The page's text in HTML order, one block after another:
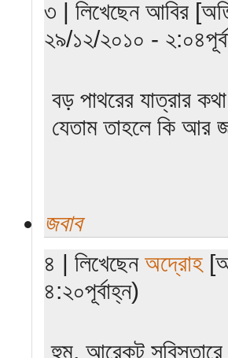
৩ | লিখেছেন আবির
২৯/১২/২০১০ -
বড় পাথরের যাত্রার
যেতাম তাহলে কি আর
জবাব
৪ | লিখেছেন অদ্রোহ
৪:২০পূর্বাহ্ন)
হুম, আরেকটু সবিস্তারে